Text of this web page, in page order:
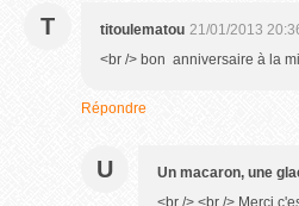
T titoulematou 21/01/2013
<br /> bon anniversaire à la
Répondre
U Un macaron, une
<br /> <br /> Merci